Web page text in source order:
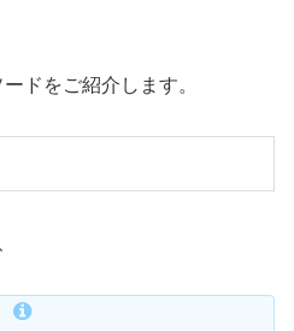
ドをご紹介します。